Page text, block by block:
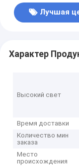
Лучшая
Характер
Высокий свет
Время доставки
Количество мин
заказа
Место
происхождения